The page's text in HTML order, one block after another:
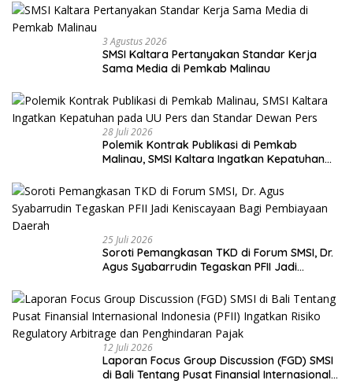
3 Agustus 2026
SMSI Kaltara Pertanyakan Standar Kerja
Sama Media di Pemkab Malinau
28 Juli 2026
Polemik Kontrak Publikasi di Pemkab
Malinau, SMSI Kaltara Ingatkan Kepatuhan
25 Juli 2026
Soroti Pemangkasan TKD di Forum SMSI, Dr.
Agus Syabarrudin Tegaskan PFII Jadi
12 Juli 2026
Laporan Focus Group Discussion (FGD) SMSI
di Bali Tentang Pusat Finansial Internasional